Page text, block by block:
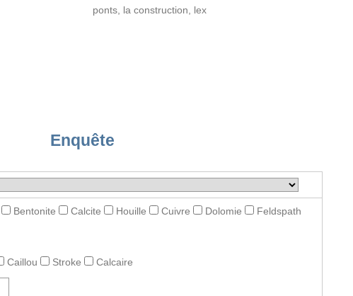
ponts, la construction, lex
Enquête
Bentonite Calcite Houille Cuivre Dolomie Feldspath
Caillou Stroke Calcaire